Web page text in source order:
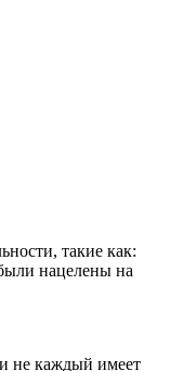
такие как:
нацелены на
не каждый имеет